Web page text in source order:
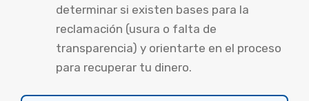
determinar si existen bases para la
reclamación (usura o falta de
transparencia) y orientarte en el proceso
para recuperar tu dinero.